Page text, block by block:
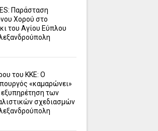
Παράσταση
Χορού στο
του Αγίου Εύπλου
του ΚΚΕ: Ο
«καμαρώνει»
εξυπηρέτηση των
σχεδιασμών